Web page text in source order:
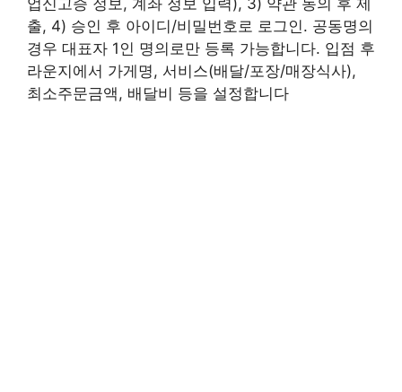
출, 4) 승인 후 아이디/비밀번호로 로그인. 공동명의
경우 대표자 1인 명의로만 등록 가능합니다. 입점 후
라운지에서 가게명, 서비스(배달/포장/매장식사),
최소주문금액, 배달비 등을 설정합니다